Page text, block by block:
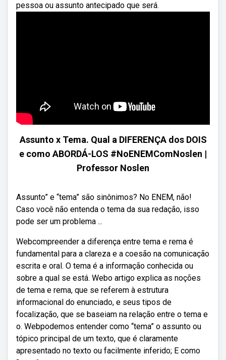
pessoa ou assunto antecipado que será.
Assunto x Tema. Qual a DIFERENÇA dos DOIS
e como ABORDÁ-LOS #NoENEMComNoslen |
Professor Noslen
Assunto” e “tema” são sinônimos? No ENEM, não!
Caso você não entenda o tema da sua redação, isso
pode ser um problema ...
Webcompreender a diferença entre tema e rema é
fundamental para a clareza e a coesão na comunicação
escrita e oral. O tema é a informação conhecida ou
sobre a qual se está. Webo artigo explica as noções
de tema e rema, que se referem à estrutura
informacional do enunciado, e seus tipos de
focalização, que se baseiam na relação entre o tema e
o. Webpodemos entender como “tema” o assunto ou
tópico principal de um texto, que é claramente
apresentado no texto ou facilmente inferido; E como